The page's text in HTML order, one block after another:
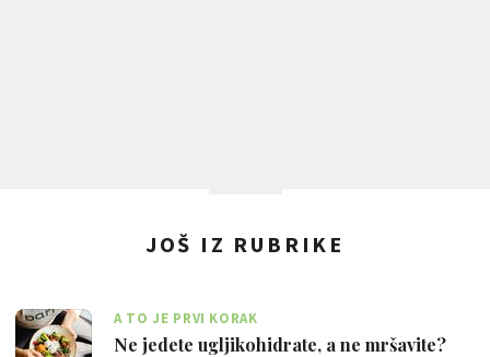
JOŠ IZ RUBRIKE
A TO JE PRVI KORAK
Ne jedete ugljikohidrate, a ne mršavite?